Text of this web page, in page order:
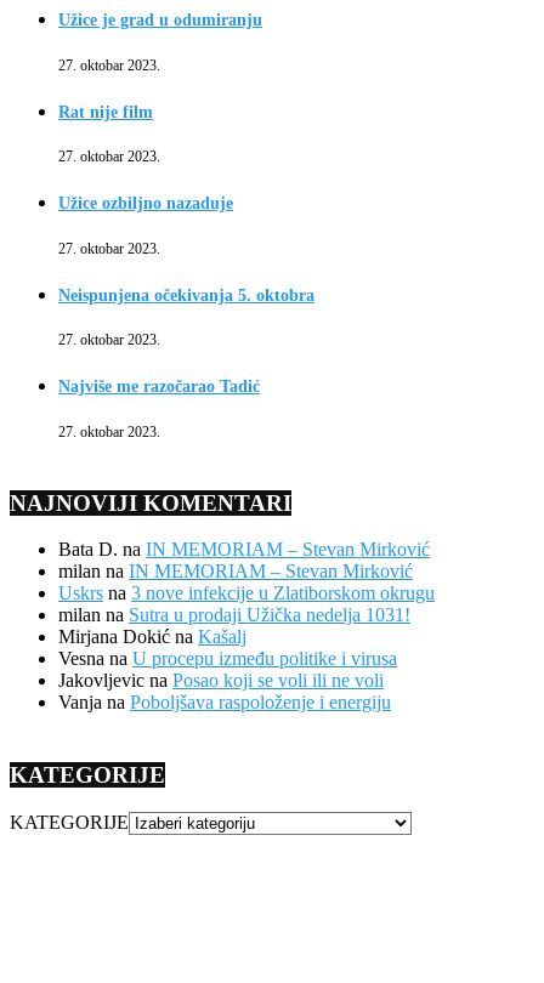
Užice je grad u odumiranju
27. oktobar 2023.
Rat nije film
27. oktobar 2023.
Užice ozbiljno nazaduje
27. oktobar 2023.
Neispunjena očekivanja 5. oktobra
27. oktobar 2023.
Najviše me razočarao Tadić
27. oktobar 2023.
NAJNOVIJI KOMENTARI
Bata D. na IN MEMORIAM – Stevan Mirković
milan na IN MEMORIAM – Stevan Mirković
Uskrs na 3 nove infekcije u Zlatiborskom okrugu
milan na Sutra u prodaji Užička nedelja 1031!
Mirjana Dokić na Kašalj
Vesna na U procepu između politike i virusa
Jakovljevic na Posao koji se voli ili ne voli
Vanja na Poboljšava raspoloženje i energiju
KATEGORIJE
KATEGORIJE